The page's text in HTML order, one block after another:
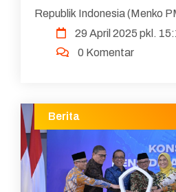
Republik Indonesia (Menko
secara resmi membuka
Pendidikan Dasar dan
29 April 2025 pkl.
0 Komentar
Berita